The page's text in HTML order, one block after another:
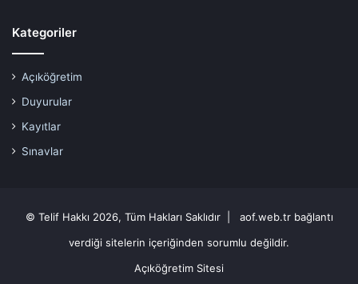
Kategoriler
Açıköğretim
Duyurular
Kayıtlar
Sınavlar
© Telif Hakkı 2026, Tüm Hakları Saklıdır | aof.web.tr bağlantı
verdiği sitelerin içeriğinden sorumlu değildir.
Açıköğretim Sitesi